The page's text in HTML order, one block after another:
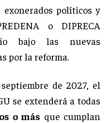
exonerados políticos y
o DIPRECA
bajo las nuevas
por la reforma.
de 2027, el
se extenderá a todas
o más que cumplan